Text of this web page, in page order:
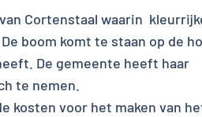
Cortenstaal waarin
boom komt te staan op de
De gemeente heeft haar
te nemen.
kosten voor het maken van